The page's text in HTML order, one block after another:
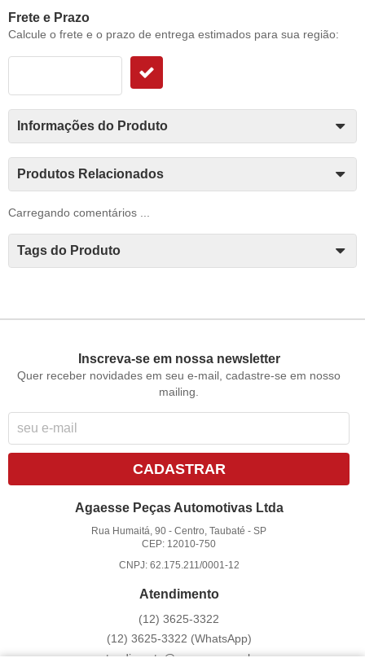
Frete e Prazo
Calcule o frete e o prazo de entrega estimados para sua região:
Informações do Produto
Produtos Relacionados
Carregando comentários ...
Tags do Produto
Inscreva-se em nossa newsletter
Quer receber novidades em seu e-mail, cadastre-se em nosso
mailing.
CADASTRAR
Agaesse Peças Automotivas Ltda
Rua Humaitá, 90 -Centro, Taubaté -SP
CEP: 12010-750
CNPJ: 62.175.211/0001-12
Atendimento
(12) 3625-3322
(12) 3625-3322 (WhatsApp)
atendimento@agaesse.com.br